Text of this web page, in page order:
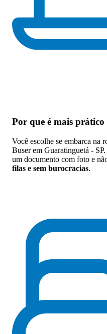
Por que é mais
Você escolhe se embarca na
Buser em Guaratinguetá -
um documento com foto e
filas e sem burocracias.